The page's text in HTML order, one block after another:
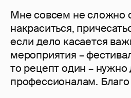
Мне совсем не сложно
накраситься,
если дело касается
мероприятия –
то рецепт один – нужно
профессионалам. Благо